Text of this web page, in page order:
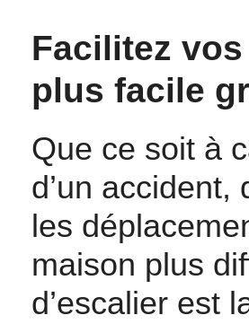
Facilitez vos
plus facile
Que ce soit à
d’un
les
maison plus
d’escalier est